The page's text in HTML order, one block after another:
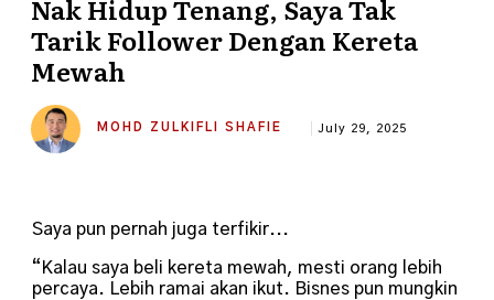
Nak Hidup Tenang, Saya Tak
Tarik Follower Dengan Kereta
Mewah
MOHD ZULKIFLI SHAFIE July 29, 2025
Saya pun pernah juga terfikir...
“Kalau saya beli kereta mewah, mesti orang lebih
percaya. Lebih ramai akan ikut. Bisnes pun mungkin